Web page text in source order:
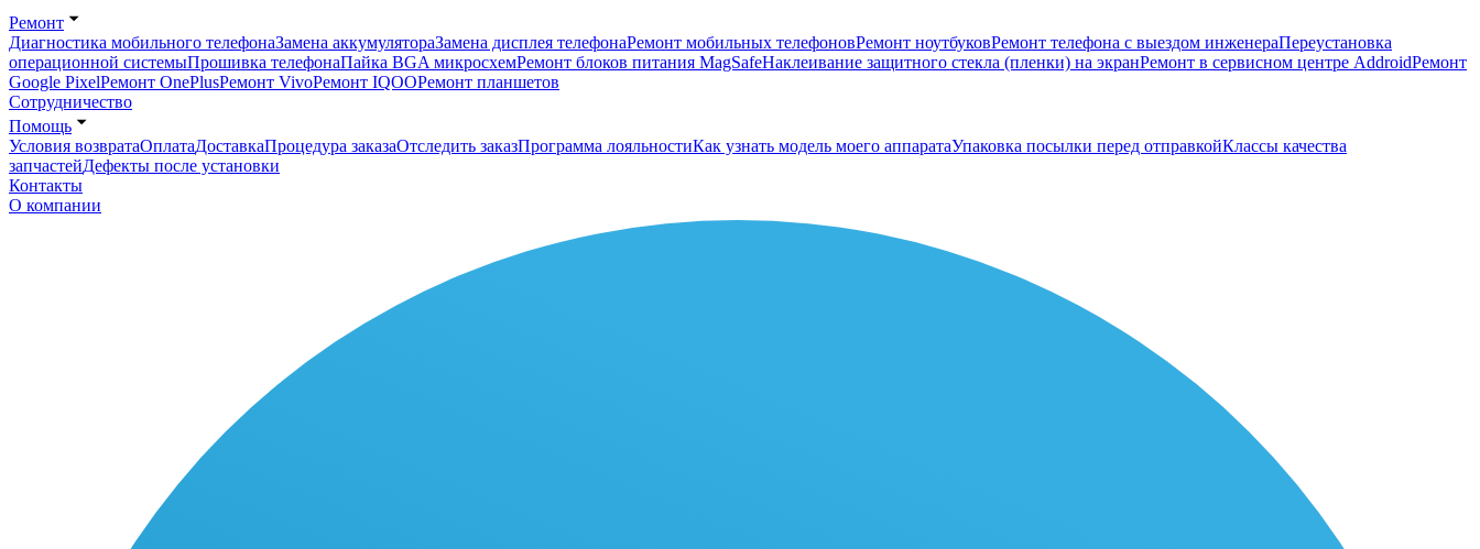
Ремонт
Диагностика мобильного телефонаЗамена аккумулятораЗамена дисплея телефонаРемонт мобильных телефоновРемонт ноутбуковРемонт телефона с выездом инженераПереустановка
операционной системыПрошивка телефонаПайка BGA микросхемРемонт блоков питания MagSafeНаклеивание защитного стекла (пленки) на экранРемонт в сервисном центре AddroidРемонт
Google PixelРемонт OnePlusРемонт VivoРемонт IQOOРемонт планшетов
Сотрудничество
Помощь
Условия возвратаОплатаДоставкаПроцедура заказаОтследить заказПрограмма лояльностиКак узнать модель моего аппаратаУпаковка посылки перед отправкойКлассы качества
запчастейДефекты после установки
Контакты
О компании